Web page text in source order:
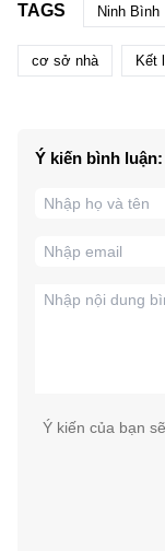
TAGS Ninh Bình
cơ sở nhà Kết
Ý kiến bình luận:
Ý kiến của bạn